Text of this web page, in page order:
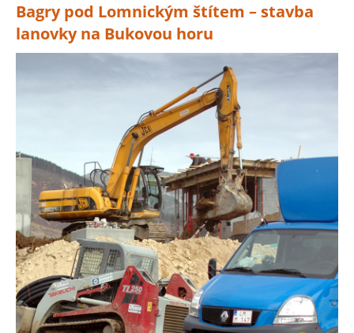
Bagry pod Lomnickým štítem – stavba
lanovky na Bukovou horu